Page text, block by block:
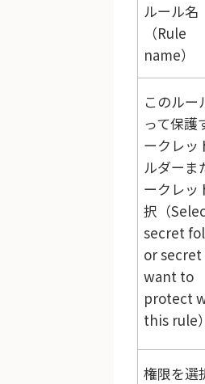
ルール名
（Rule
name）
このルー
って保護
ークレッ
ルダーま
ークレッ
択（
secret
or secret
want to
protect
this rule
権限を選